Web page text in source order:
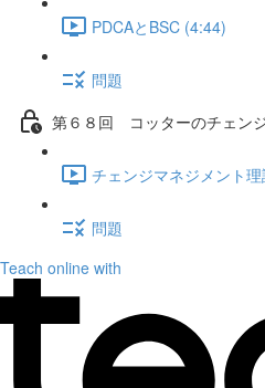
PDCAとBSC (4:44)
問題
第６８回 コッターのチェン
チェンジマネジメント
問題
Teach online with